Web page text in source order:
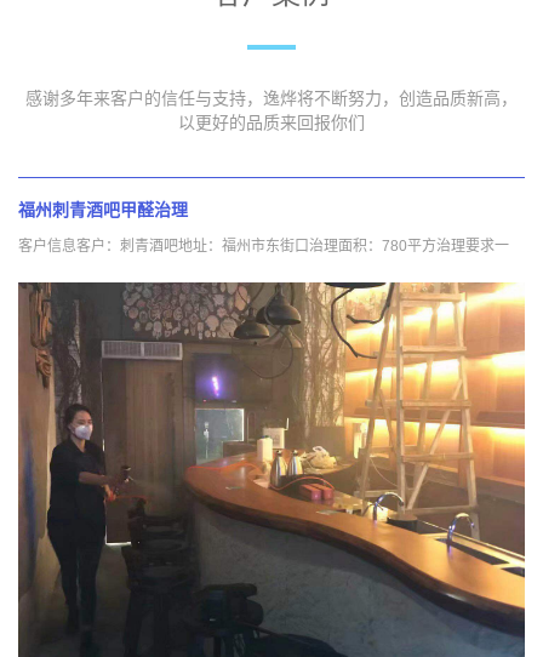
感谢多年来客户的信任与支持，逸烨将不断努力，创造品质新高，
以更好的品质来回报你们
福州刺青酒吧甲醛治理
客户信息客户：刺青酒吧地址：福州市东街口治理面积：780平方治理要求一